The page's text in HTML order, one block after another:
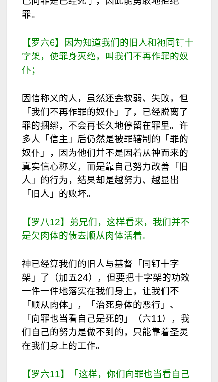
罪。
【罗六6】因为知道我们的旧人和祂同钉十
字架，使罪身灭绝，叫我们不再作罪的奴
仆；
因信称义的人，虽然还会软弱、失败，但
「我们不再作罪的奴仆」了，已经脱离了
罪的捆绑，不会再长久地停留在罪里。许
多人「信主」后仍然是被罪辖制的「罪的
奴仆」，因为他们并不是因着从神而来的
真实信心称义，而是靠自己努力改善「旧
人」的行为，结果却是越努力、越显出
「旧人」的败坏。
【罗八12】弟兄们，这样看来，我们并不
是欠肉体的债去顺从肉体活着。
神已经算我们的旧人与基督「同钉十字
架」了（加五24），但要把十字架的功效
一件一件地落实在我们身上，让我们不
「顺从肉体」，「治死身体的恶行」、
「向罪也当看自己是死的」（六11），我
们自己的努力是做不到的，只能靠着圣灵
在我们身上的工作。
【罗六11】「这样，你们向罪也当看自己